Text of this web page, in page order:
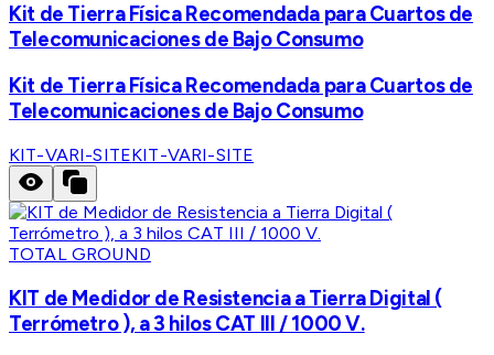
Kit de Tierra Física Recomendada para Cuartos de
Telecomunicaciones de Bajo Consumo
Kit de Tierra Física Recomendada para Cuartos de
Telecomunicaciones de Bajo Consumo
KIT-VARI-SITEKIT-VARI-SITE
TOTAL GROUND
KIT de Medidor de Resistencia a Tierra Digital (
Terrómetro ), a 3 hilos CAT III / 1000 V.